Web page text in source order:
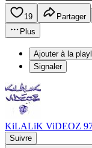
19 Partager
Plus
Ajouter à la
Signaler
KiLALiK ViDEOZ
Suivre